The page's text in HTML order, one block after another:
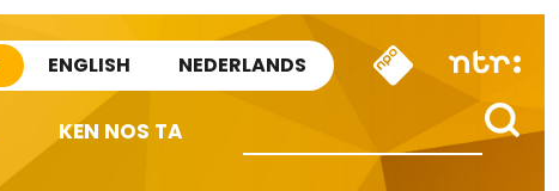
ENGLISH NEDERLANDS
KEN NOS TA